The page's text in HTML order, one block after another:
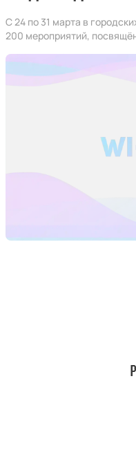
С 24 по 31 марта в
200 мероприятий,